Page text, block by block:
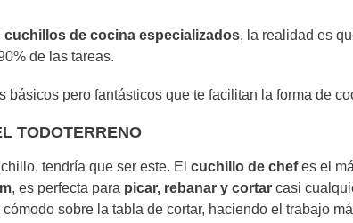
cuchillos de cocina especializados, la realidad es
de las tareas.
básicos pero fantásticos que te facilitan la forma de
TODOTERRENO
tendría que ser este. El cuchillo de chefes el
, es perfecta para picar, rebanar y cortar casi
sobre la tabla de cortar, haciendo el trabajo